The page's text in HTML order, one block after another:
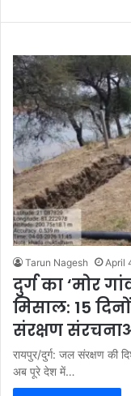
Tarun Nagesh April
दुर्ग का ‘मोर
मिसाल: 15
संरक्षण
रायपुर/दुर्ग: जल संरक्षण की
अब पूरे देश में…